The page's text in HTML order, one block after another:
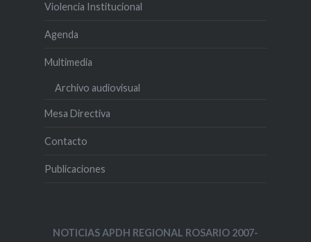
Violencia Institucional
Agenda
Multimedia
Archivo audiovisual
Mesa Directiva
Contacto
Publicaciones
NOTICIAS APDH REGIONAL ROSARIO 2007-